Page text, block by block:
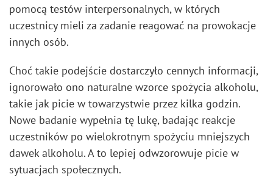
pomocą testów interpersonalnych, w których
uczestnicy mieli za zadanie reagować na prowokacje
innych osób.
Choć takie podejście dostarczyło cennych informacji,
ignorowało ono naturalne wzorce spożycia alkoholu,
takie jak picie w towarzystwie przez kilka godzin.
Nowe badanie wypełnia tę lukę, badając reakcje
uczestników po wielokrotnym spożyciu mniejszych
dawek alkoholu. A to lepiej odwzorowuje picie w
sytuacjach społecznych.